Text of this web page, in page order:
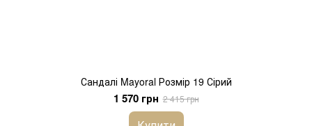
Сандалі Mayoral Розмір 19 Сірий
1 570 грн 2 415 грн